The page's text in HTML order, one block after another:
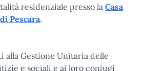
residenziale presso la Casa
Pescara.
alla Gestione Unitaria delle
e sociali e ai loro coniugi